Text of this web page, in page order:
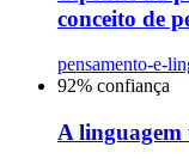
conceito de
pensamento-e-
92% confiança
A linguagem